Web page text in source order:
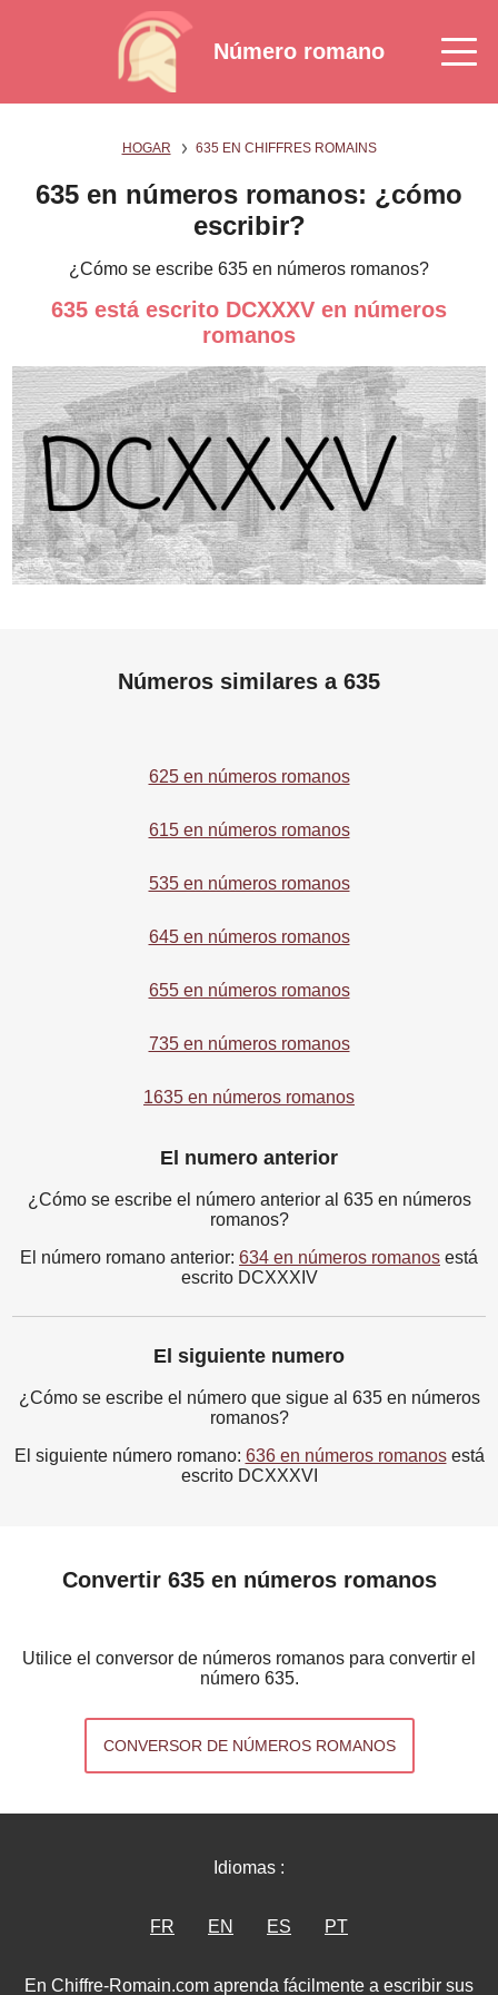
Número romano
HOGAR 635 EN CHIFFRES ROMAINS
635 en números romanos: ¿cómo
escribir?
¿Cómo se escribe 635 en números romanos?
635 está escrito DCXXXV en números
romanos
Números similares a 635
625 en números romanos
615 en números romanos
535 en números romanos
645 en números romanos
655 en números romanos
735 en números romanos
1635 en números romanos
El numero anterior
¿Cómo se escribe el número anterior al 635 en números
romanos?
El número romano anterior: 634 en números romanos está
escrito DCXXXIV
El siguiente numero
¿Cómo se escribe el número que sigue al 635 en números
romanos?
El siguiente número romano: 636 en números romanosestá
escrito DCXXXVI
Convertir 635 en números romanos
Utilice el conversor de números romanos para convertir el
número 635.
CONVERSOR DE NÚMEROS ROMANOS
Idiomas :
FR EN ES PT
En Chiffre-Romain.com aprenda fácilmente a escribir sus